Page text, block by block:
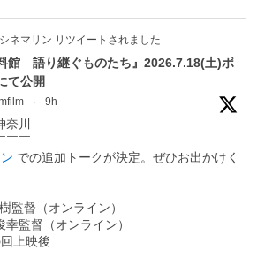
ネマリン リツイートされました
館 語り継ぐものたち』2026.7.18(土)ポ
て公開
· 9h
奈川
￣￣
での追加トークが決定。ぜひお出かけく
督（オンライン）
監督（オンライン）
上映後